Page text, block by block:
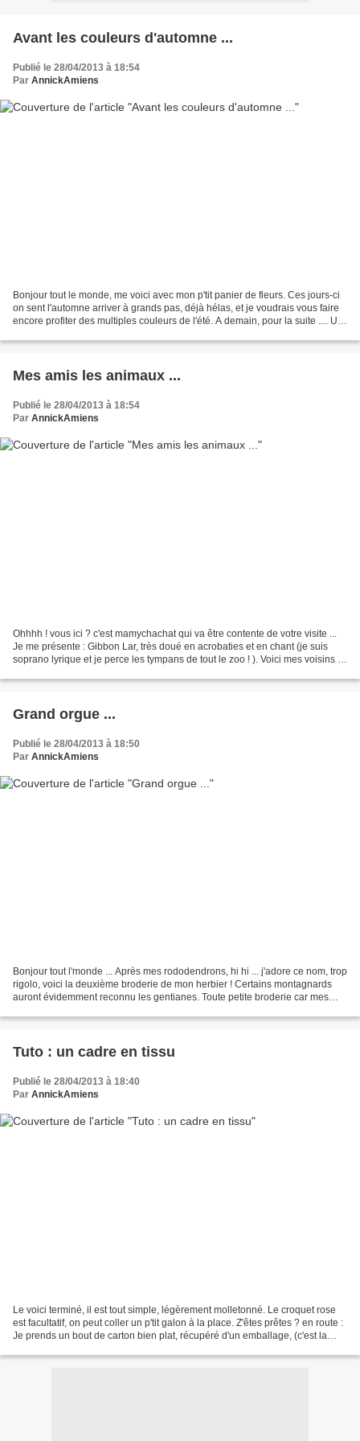
Avant les couleurs d'automne ...
Publié le 28/04/2013 à 18:54
Par AnnickAmiens
Bonjour tout le monde, me voici avec mon p'tit panier de fleurs. Ces jours-ci
on sent l'automne arriver à grands pas, déjà hélas, et je voudrais vous faire
encore profiter des multiples couleurs de l'été. A demain, pour la suite .... Un
Mes amis les animaux ...
Publié le 28/04/2013 à 18:54
Par AnnickAmiens
Ohhhh ! vous ici ? c'est mamychachat qui va être contente de votre visite ...
Je me présente : Gibbon Lar, très doué en acrobaties et en chant (je suis
soprano lyrique et je perce les tympans de tout le zoo ! ). Voici mes voisins :
Grand orgue ...
Publié le 28/04/2013 à 18:50
Par AnnickAmiens
Bonjour tout l'monde ... Après mes rododendrons, hi hi ... j'adore ce nom, trop
rigolo, voici la deuxième broderie de mon herbier ! Certains montagnards
auront évidemment reconnu les gentianes. Toute petite broderie car mes
Tuto : un cadre en tissu
Publié le 28/04/2013 à 18:40
Par AnnickAmiens
Le voici terminé, il est tout simple, légèrement molletonné. Le croquet rose
est facultatif, on peut coller un p'tit galon à la place. Z'êtes prêtes ? en route :
Je prends un bout de carton bien plat, récupéré d'un emballage, (c'est la